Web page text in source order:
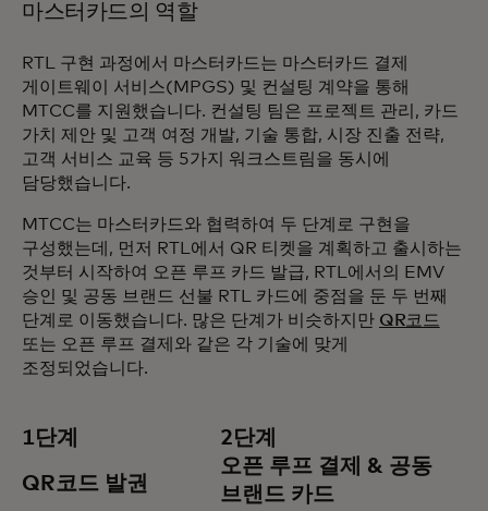
마스터카드의 역할
RTL 구현 과정에서 마스터카드는 마스터카드 결제
게이트웨이 서비스(MPGS) 및 컨설팅 계약을 통해
MTCC를 지원했습니다. 컨설팅 팀은 프로젝트 관리, 카드
가치 제안 및 고객 여정 개발, 기술 통합, 시장 진출 전략,
고객 서비스 교육 등 5가지 워크스트림을 동시에
담당했습니다.
MTCC는 마스터카드와 협력하여 두 단계로 구현을
구성했는데, 먼저 RTL에서 QR 티켓을 계획하고 출시하는
것부터 시작하여 오픈 루프 카드 발급, RTL에서의 EMV
승인 및 공동 브랜드 선불 RTL 카드에 중점을 둔 두 번째
단계로 이동했습니다. 많은 단계가 비슷하지만 QR코드
또는 오픈 루프 결제와 같은 각 기술에 맞게
조정되었습니다.
1단계
QR코드 발권
2단계
오픈 루프 결제 & 공동
브랜드 카드